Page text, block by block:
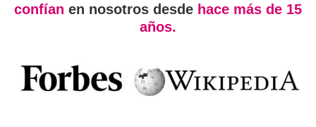
confían en nosotros desde hace más de 15
años.